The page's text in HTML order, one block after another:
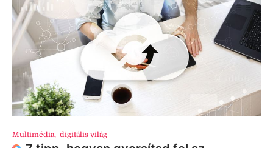
Multimédia, digitális világ